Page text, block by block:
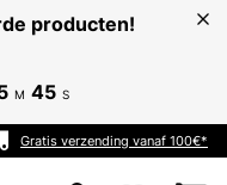
producten!
M 44 S
Gratis verzending vanaf 100€*